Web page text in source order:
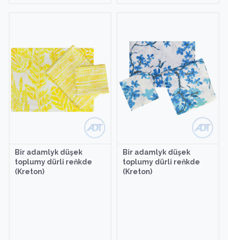
Bir adamlyk düşek
toplumy dürli reňkde
(Kreton)
Bir adamlyk düşek
toplumy dürli reňkde
(Kreton)